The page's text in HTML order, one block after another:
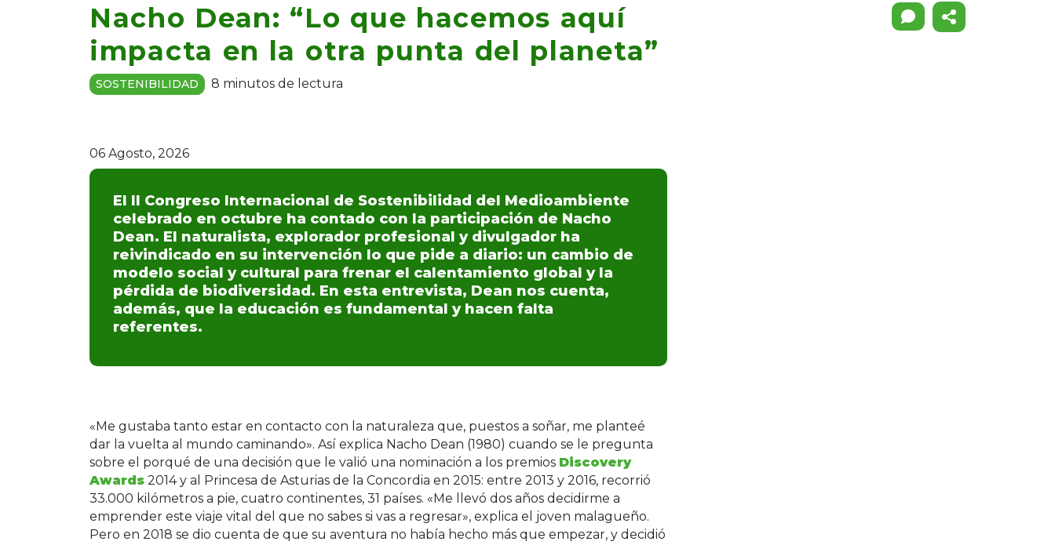
Nacho Dean: “Lo que hacemos aquí
impacta en la otra punta del planeta”
SOSTENIBILIDAD 8 minutos de lectura
06 Agosto, 2026
El II Congreso Internacional de Sostenibilidad del Medioambiente
celebrado en octubre ha contado con la participación de Nacho
Dean. El naturalista, explorador profesional y divulgador ha
reivindicado en su intervención lo que pide a diario: un cambio de
modelo social y cultural para frenar el calentamiento global y la
pérdida de biodiversidad. En esta entrevista, Dean nos cuenta,
además, que la educación es fundamental y hacen falta
referentes.
«Me gustaba tanto estar en contacto con la naturaleza que, puestos a soñar, me planteé
dar la vuelta al mundo caminando». Así explica Nacho Dean (1980) cuando se le pregunta
sobre el porqué de una decisión que le valió una nominación a los premios Discovery
Awards 2014 y al Princesa de Asturias de la Concordia en 2015: entre 2013 y 2016, recorrió
33.000 kilómetros a pie, cuatro continentes, 31 países. «Me llevó dos años decidirme a
emprender este viaje vital del que no sabes si vas a regresar», explica el joven malagueño.
Pero en 2018 se dio cuenta de que su aventura no había hecho más que empezar, y decidió